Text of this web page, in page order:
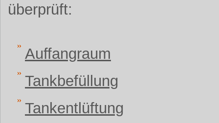
überprüft:
Auffangraum
Tankbefüllung
Tankentlüftung